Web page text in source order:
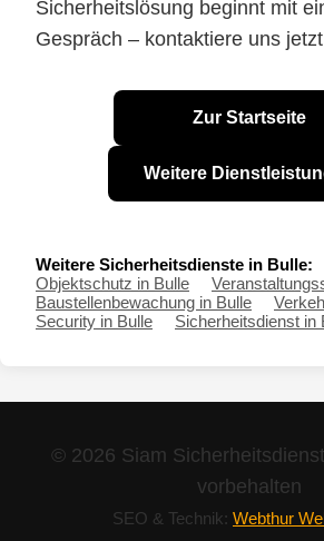
Sicherheitslösung beginnt mit
Gespräch – kontaktiere uns
Zur Startseite
Weitere
Weitere Sicherheitsdienste in Bulle:
Objektschutz in Bulle
Baustellenbewachung in Bulle
Security in Bulle
Sicherheitsdienst in
© 2026 Siam
vorbehalten
SEO & Technik: Webthur